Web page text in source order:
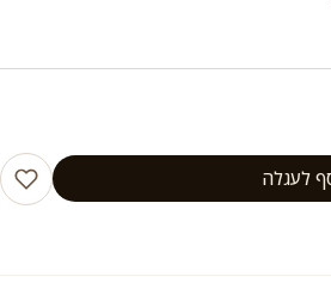
לעגלה